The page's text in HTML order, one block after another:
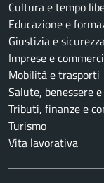
Cultura e tempo
Educazione e
Giustizia e
Imprese e
Mobilità e trasporti
Salute, benessere
Tributi, finanze e
Turismo
Vita lavorativa